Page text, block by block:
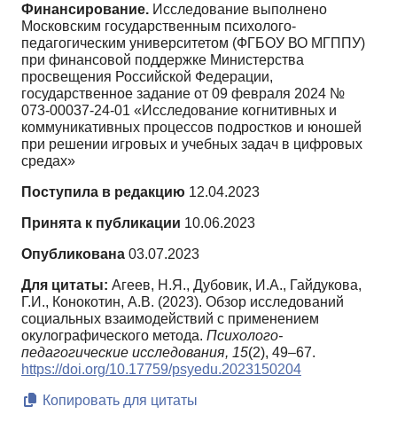
Финансирование. Исследование выполнено
Московским государственным психолого-
педагогическим университетом (ФГБОУ ВО МГППУ)
при финансовой поддержке Министерства
просвещения Российской Федерации,
государственное задание от 09 февраля 2024 №
073-00037-24-01 «Исследование когнитивных и
коммуникативных процессов подростков и юношей
при решении игровых и учебных задач в цифровых
средах»
Поступила в редакцию 12.04.2023
Принята к публикации 10.06.2023
Опубликована 03.07.2023
Для цитаты: Агеев, Н.Я., Дубовик, И.А., Гайдукова,
Г.И., Конокотин, А.В. (2023). Обзор исследований
социальных взаимодействий с применением
окулографического метода. Психолого-
педагогические исследования, 15(2), 49–67.
https://doi.org/10.17759/psyedu.2023150204
Копировать для цитаты